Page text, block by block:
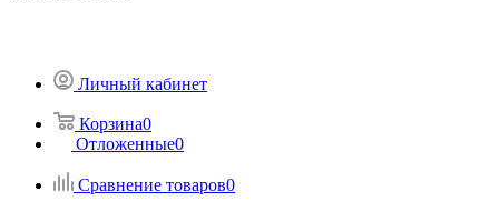
Личный кабинет
Корзина0
Отложенные0
Сравнение товаров0